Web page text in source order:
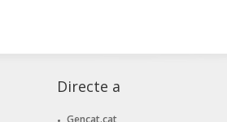
Directe a